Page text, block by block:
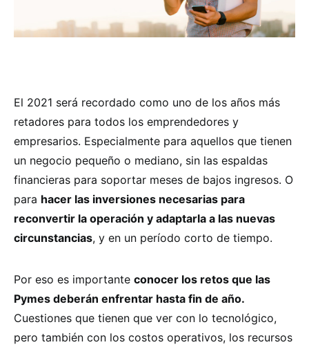
El 2021 será recordado como uno de los años más
retadores para todos los emprendedores y
empresarios. Especialmente para aquellos que tienen
un negocio pequeño o mediano, sin las espaldas
financieras para soportar meses de bajos ingresos. O
para hacer las inversiones necesarias para
reconvertir la operación y adaptarla a las nuevas
circunstancias, y en un período corto de tiempo.
Por eso es importante conocer los retos que las
Pymes deberán enfrentar hasta fin de año.
Cuestiones que tienen que ver con lo tecnológico,
pero también con los costos operativos, los recursos